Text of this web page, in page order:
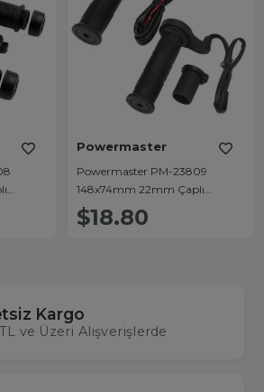
Powermaster
Powermaster PM-23809
148x74mm 22mm Çaplı
Motosiklet Gidon El Isıtıcı
$18.80
Kargo
ve Üzeri Alışverişlerde